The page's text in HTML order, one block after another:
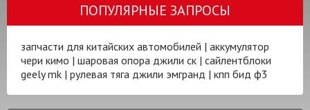
ПОПУЛЯРНЫЕ ЗАПРОСЫ
запчасти для китайских автомобилей | аккумулятор
чери кимо | шаровая опора джили ск | сайлентблоки
geely mk | рулевая тяга джили эмгранд | кпп бид ф3